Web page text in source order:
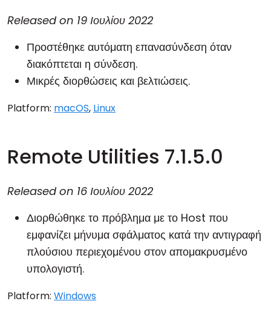
Released on 19 Ιουλίου 2022
Προστέθηκε αυτόματη επανασύνδεση όταν
διακόπτεται η σύνδεση.
Μικρές διορθώσεις και βελτιώσεις.
Platform: macOS, Linux
Remote Utilities 7.1.5.0
Released on 16 Ιουλίου 2022
Διορθώθηκε το πρόβλημα με το Host που
εμφανίζει μήνυμα σφάλματος κατά την αντιγραφή
πλούσιου περιεχομένου στον απομακρυσμένο
υπολογιστή.
Platform: Windows